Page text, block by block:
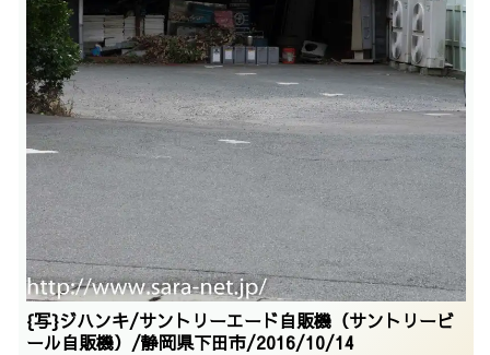
{写}ジハンキ/サントリーエード自販機（サントリービ
ール自販機）/静岡県下田市/2016/10/14